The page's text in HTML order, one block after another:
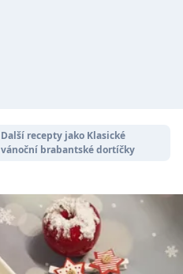
Další recepty jako Klasické
vánoční brabantské dortíčky